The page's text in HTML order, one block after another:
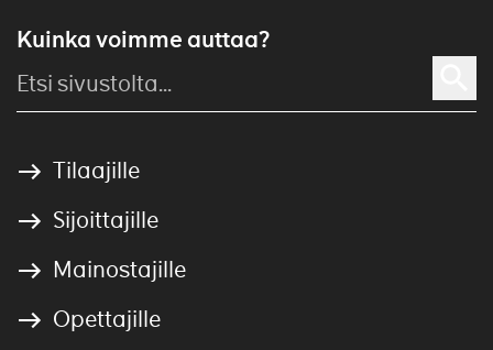
Kuinka voimme auttaa?
Tilaajille
Sijoittajille
Mainostajille
Opettajille